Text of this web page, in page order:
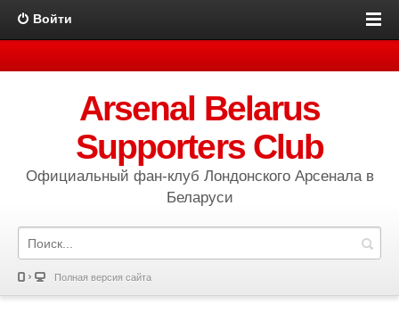
Войти
Arsenal Belarus
Supporters Club
Официальный фан-клуб Лондонского Арсенала в
Беларуси
Полная версия сайта